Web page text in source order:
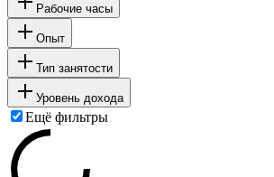
Рабочие часы
Опыт
Тип занятости
Уровень дохода
Ещё фильтры